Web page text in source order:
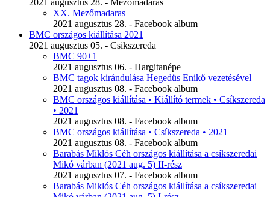
2021 augusztus 28. - Mezőmadaras
XX. Mezőmadaras
2021 augusztus 28. - Facebook album
BMC országos kiállítása 2021
2021 augusztus 05. - Csikszereda
BMC 90+1
2021 augusztus 06. - Hargitanépe
BMC tagok kirándulása Hegedüs Enikő vezetésével
2021 augusztus 08. - Facebook album
BMC országos kiállítása • Kiállító termek • Csíkszereda
• 2021
2021 augusztus 08. - Facebook album
BMC országos kiállítása • Csíkszereda • 2021
2021 augusztus 08. - Facebook album
Barabás Miklós Céh országos kiállítása a csíkszeredai
Mikó várban (2021 aug. 5) II-rész
2021 augusztus 07. - Facebook album
Barabás Miklós Céh országos kiállítása a csíkszeredai